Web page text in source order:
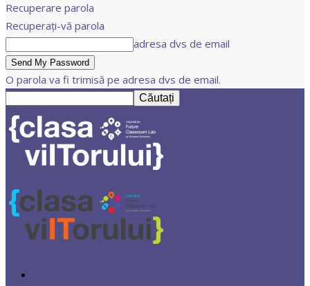
Recuperare parola
Recuperați-vă parola
adresa dvs de email
O parola va fi trimisă pe adresa dvs de email.